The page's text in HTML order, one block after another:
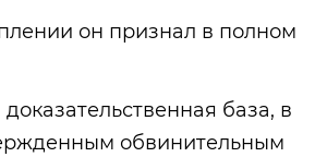
он признал в полном
база, в
обвинительным